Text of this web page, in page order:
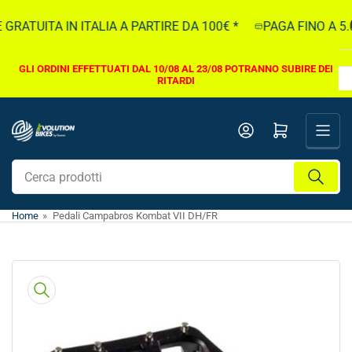
direttamente
contenuti
IN ITALIA A PARTIRE DA 100€ * PAGA FINO A
GLI ORDINI EFFETTUATI DAL 10/08 AL 23/08 POTRANNO SUBIRE DEI
RITARDI
Cerca
prodotti
Apri il mini carrello
Home » Pedali Campabros Kombat VII DH/FR
direttamente